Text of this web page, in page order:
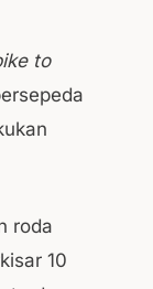
to
roda
10